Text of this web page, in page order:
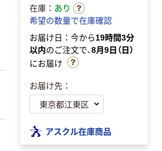
在庫： あり
希望の数量で在庫確認
お届け日：今から19時間3分
以内のご注文で、8月9日（日）
にお届け
お届け先：
アスクル在庫商品